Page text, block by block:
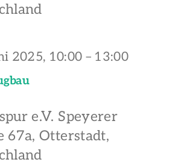
2025, 10:00 – 13:00
e.V. Speyerer
67a, Otterstadt,